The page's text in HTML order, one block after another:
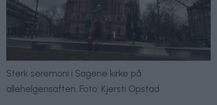
Sterk seremoni i Sagene kirke på
allehelgensaften. Foto: Kjersti Opstad